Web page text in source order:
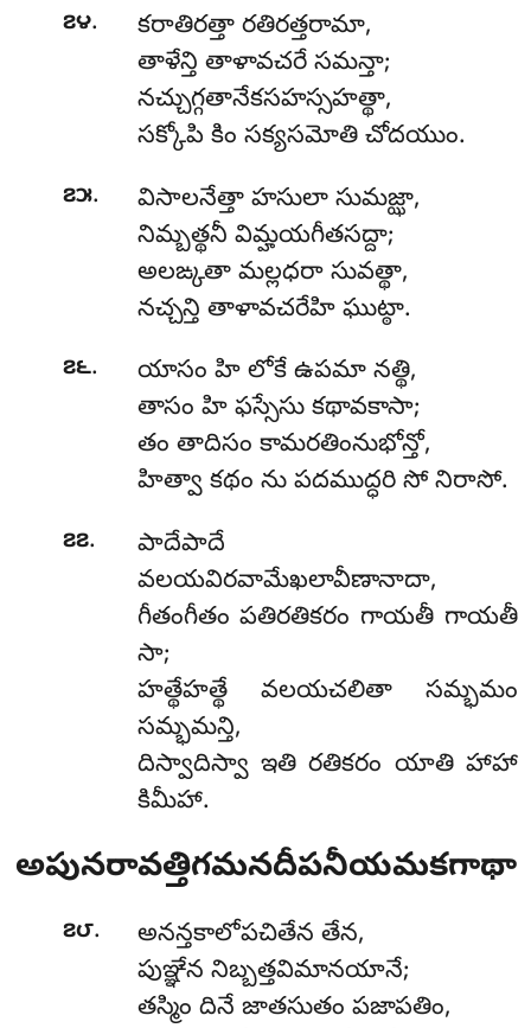
౭౪.
కరాతిరత్తా రతిరత్తరామా,
తాళేన్తి తాళావచరే సమన్తా;
నచ్చుగ్గతానేకసహస్సహత్థా,
సక్కోపి కిం సక్యసమోతి చోదయుం.
౭౫.
విసాలనేత్తా హసులా సుమజ్ఝా,
నిమ్బత్థనీ విమ్హయగీతసద్దా;
అలఙ్కతా మల్లధరా సువత్థా,
నచ్చన్తి తాళావచరేహి ఘుట్ఠా.
౭౬.
యాసం హి లోకే ఉపమా నత్థి,
తాసం హి ఫస్సేసు కథావకాసా;
తం తాదిసం కామరతింనుభోన్తో,
హిత్వా కథం ను పదముద్ధరి సో నిరాసో.
౭౭.
పాదేపాదే
వలయవిరవామేఖలావీణానాదా,
గీతంగీతం పతిరతికరం గాయతీ గాయతీ
సా;
హత్థేహత్థే వలయచలితా సమ్భమం
సమ్భమన్తి,
దిస్వాదిస్వా ఇతి రతికరం యాతి హాహా
కిమీహా.
అపునరావత్తిగమనదీపనీయమకగాథా
౭౮.
అనన్తకాలోపచితేన తేన,
పుఞ్ఞేన నిబ్బత్తవిమానయానే;
తస్మిం దినే జాతసుతం పజాపతిం,